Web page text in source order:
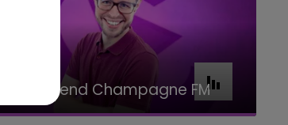
16h00 - 20h00
Le Week-end Champagne FM